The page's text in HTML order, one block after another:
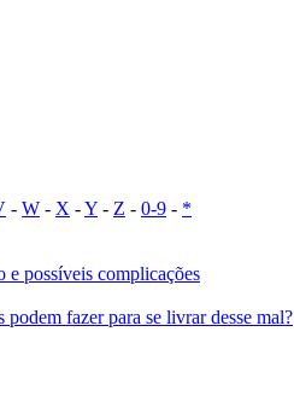
- W - X -Y - Z - 0-9 - *
e possíveis complicações
fazer para se livrar desse mal?